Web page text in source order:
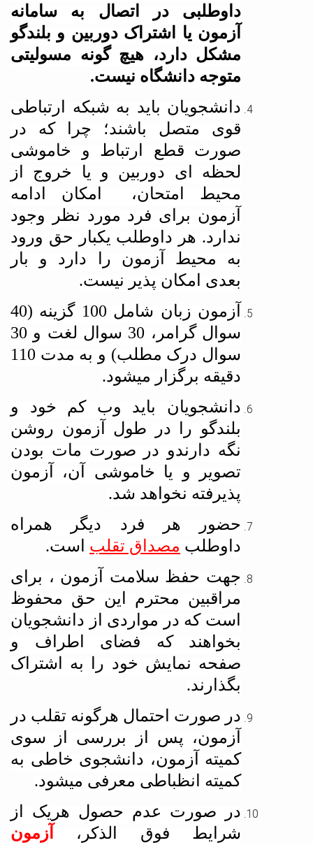
داوطلبی در اتصال به سامانه
آزمون یا اشتراک دوربین و بلندگو
مشکل دارد، هیچ گونه مسولیتی
متوجه دانشگاه نیست.
دانشجویان باید به شبکه ارتباطی
قوی متصل باشند؛ چرا که در
صورت قطع ارتباط و خاموشی
لحظه ای دوربین و یا خروج از
محیط امتحان،
امکان ادامه
آزمون برای فرد مورد نظر وجود
ندارد. هر داوطلب یکبار حق ورود
به محیط آزمون را دارد و بار
بعدی امکان پذیر نیست.
آزمون زبان شامل 100 گزینه (40
سوال گرامر، 30 سوال لغت و 30
سوال درک مطلب) و به مدت 110
دقیقه برگزار می­شود.
دانشجویان باید وب کم خود و
بلندگو را در طول آزمون روشن
نگه دارندو در صورت مات بودن
تصویر و یا خاموشی آن، آزمون
پذیرفته نخواهد شد.
حضور هر فرد دیگر همراه
داوطلبمصداق تقلباست.
جهت حفظ سلامت آزمون ، برای
مراقبین محترم این حق محفوظ
است که در مواردی از دانشجویان
بخواهند که فضای اطراف و
صفحه نمایش خود را به اشتراک
بگذارند.
در صورت احتمال هرگونه تقلب در
آزمون، پس از بررسی از سوی
کمیته آزمون، دانشجوی خاطی به
کمیته انظباطی معرفی می­شود.
در صورت عدم حصول هریک از
شرایط فوق الذکر،
آزمون